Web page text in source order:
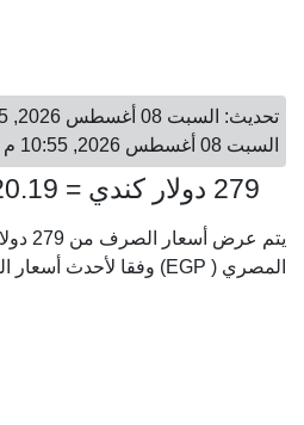
السبت 08 أغسطس 2026, 10:55 م ، القاهرة
279 دولار كندي = 9,920.19 جنيه مصري
المصري ( EGP) وفقا لأحدث أسعار الصرف.